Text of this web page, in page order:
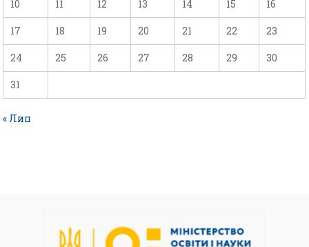
10 11 12 13 14 15 16
17 18 19 20 21 22 23
24 25 26 27 28 29 30
31
« Лип